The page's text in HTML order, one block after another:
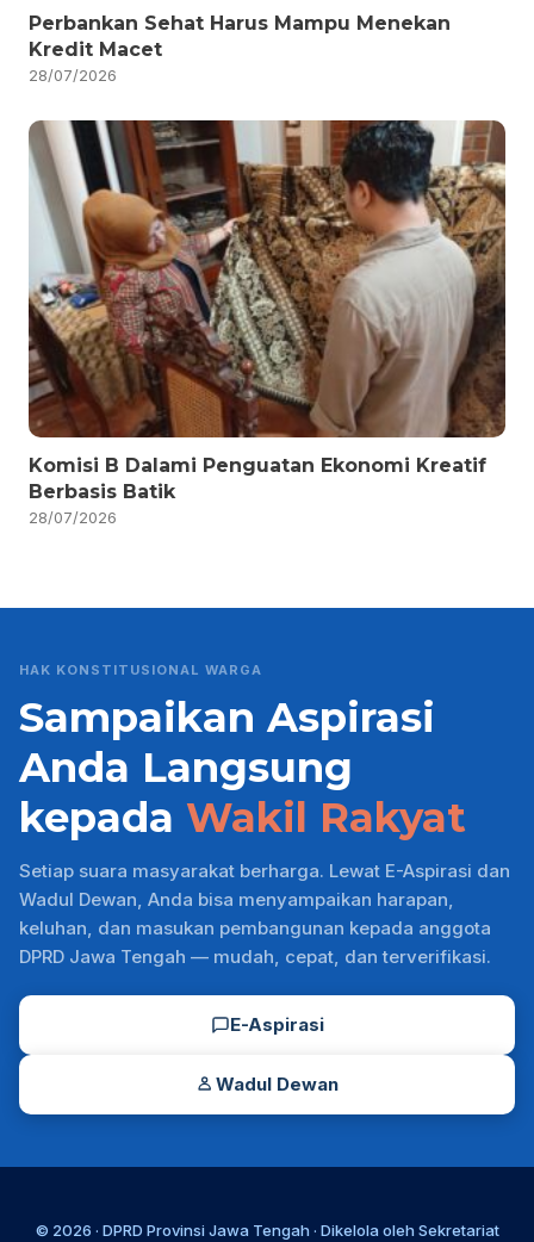
Perbankan Sehat Harus Mampu Menekan
Kredit Macet
28/07/2026
Komisi B Dalami Penguatan Ekonomi Kreatif
Berbasis Batik
28/07/2026
HAK KONSTITUSIONAL WARGA
Sampaikan Aspirasi
Anda Langsung
kepada Wakil Rakyat
Setiap suara masyarakat berharga. Lewat E-Aspirasi dan
Wadul Dewan, Anda bisa menyampaikan harapan,
keluhan, dan masukan pembangunan kepada anggota
DPRD Jawa Tengah — mudah, cepat, dan terverifikasi.
E-Aspirasi
Wadul Dewan
© 2026 · DPRD Provinsi Jawa Tengah · Dikelola oleh Sekretariat